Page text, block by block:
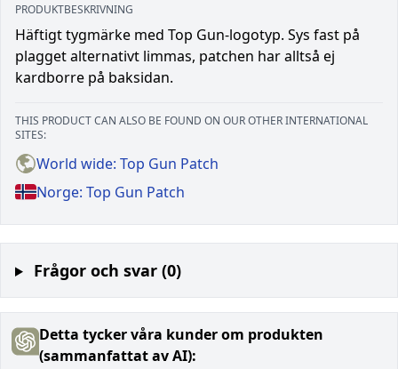
PRODUKTBESKRIVNING
Häftigt tygmärke med Top Gun-logotyp. Sys fast på
plagget alternativt limmas, patchen har alltså ej
kardborre på baksidan.
THIS PRODUCT CAN ALSO BE FOUND ON OUR OTHER INTERNATIONAL
SITES:
World wide: Top Gun Patch
Norge: Top Gun Patch
Frågor och svar (0)
Detta tycker våra kunder om produkten
(sammanfattat av AI):